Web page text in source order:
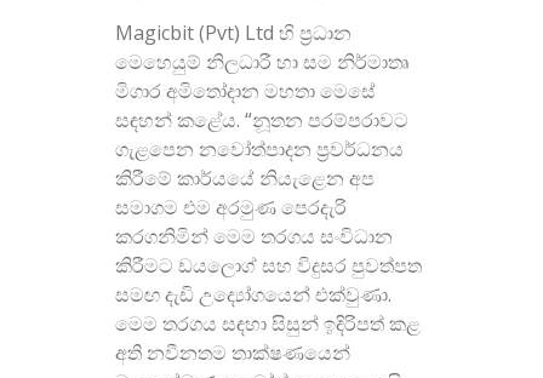
Magicbit (Pvt) Ltd හි ප්‍රධාන
මෙහෙයුම් නිලධාරී හා සම නිර්මාතෘ
මිගාර අමිතෝදාන මහතා මෙසේ
සඳහන් කළේය. “නූතන පරම්පරාවට
ගැළපෙන නවෝත්පාදන ප්‍රවර්ධනය
කිරීමේ කාර්යයේ නියැළෙන අප
සමාගම එම අරමුණ පෙරදැරි
කරගනිමින් මෙම තරගය සංවිධාන
කිරීමට ඩයලොග් සහ විදුසර පුවත්පත
සමඟ දැඩි උද්‍යෝගයෙන් එක්වුණා.
මෙම තරගය සඳහා සිසුන් ඉදිරිපත් කළ
අති නවීනතම තාක්ෂණයෙන්